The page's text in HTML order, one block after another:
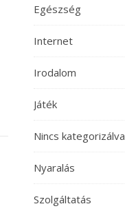
Egészség
Internet
Irodalom
Játék
Nincs kategorizálva
Nyaralás
Szolgáltatás